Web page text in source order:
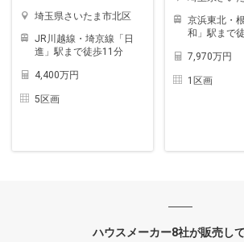
埼玉県さいたま市北区
JR川越線・埼京線「日
進」駅まで徒歩11分
4,400万円
5区画
京浜東北・
和」駅まで
7,970万円
1区画
ハウスメーカー8社が販売し